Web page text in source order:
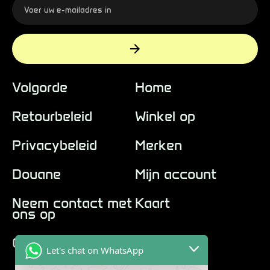
Volgorde
Retourbeleid
Privacybeleid
Douane
Neem contact met
ons op
Over ons
Home
Winkel op
Merken
Mijn account
Kaart
Let's chat on WhatsApp